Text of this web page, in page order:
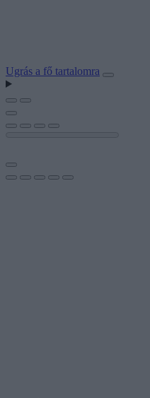
Ugrás a fő tartalomra